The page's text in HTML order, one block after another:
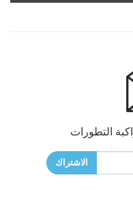
التطورات
الاشتراك